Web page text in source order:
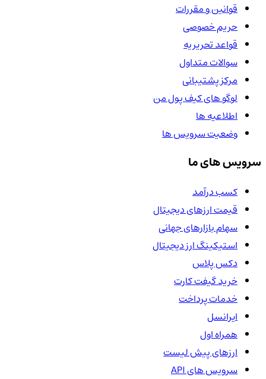
قوانین و مقررات
حریم خصوصی
قواعد تحریریه
سوالات متداول
مرکز پشتیبانی
لوگو های کیف پول من
اطلاعیه ها
وضعیت سرویس ها
سرویس های ما
کسب درآمد
قیمت ارزهای دیجیتال
سهام بازارهای جهانی
استیکینگ ارز دیجیتال
دکس پلاس
خرید گیفت کارت
خدمات پرداخت
ایرانسل
همراه اول
ارزهای پیش لیست
سرویس های API